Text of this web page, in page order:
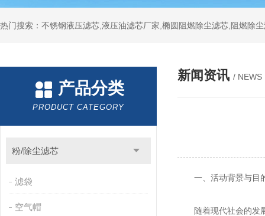
热门搜索：不锈钢液压滤芯,液压油滤芯厂家,椭圆阻燃除尘滤芯,阻燃除
产品分类
PRODUCT CATEGORY
粉/除尘滤芯
滤袋
空气帽
新闻资讯 / NEWS
一、活动背景与目
随着现代社会的发展